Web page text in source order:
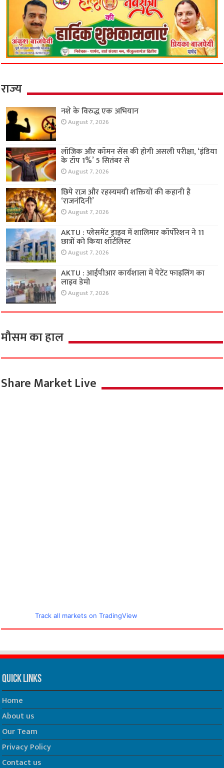
राज्य
नशे के विरुद्ध एक अभियान
August 7, 2026
लॉजिक और कॉमन सेंस की होगी असली परीक्षा, ‘इंडिया
के टॉप 1%’ 5 सितंबर से
August 7, 2026
छिपे राज़ और रहस्यमयी शक्तियों की कहानी है
‘राजनंदिनी’
August 7, 2026
AKTU : प्लेसमेंट ड्राइव में शालिमार कॉर्पोरेशन ने 11
छात्रों को किया शॉर्टलिस्ट
August 7, 2026
AKTU : आईपीआर कार्यशाला में पेटेंट फाइलिंग का
लाइव डेमो
August 7, 2026
मौसम का हाल
Share Market Live
Track all markets on TradingView
Quick Links
Home
About us
Our Team
Privacy Policy
Contact us